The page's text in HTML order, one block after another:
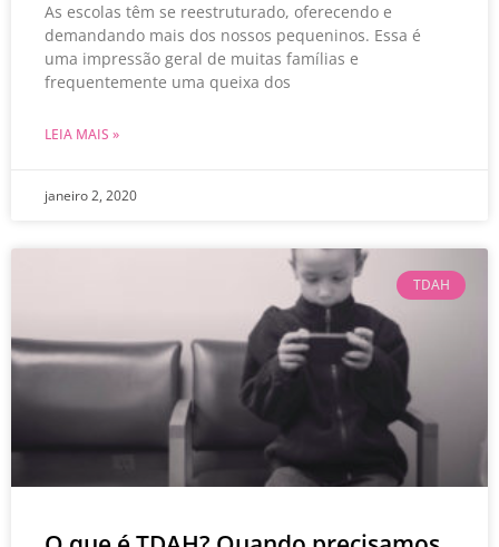
As escolas têm se reestruturado, oferecendo e
demandando mais dos nossos pequeninos. Essa é
uma impressão geral de muitas famílias e
frequentemente uma queixa dos
LEIA MAIS »
janeiro 2, 2020
TDAH